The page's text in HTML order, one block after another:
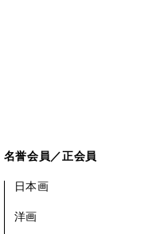
名誉会員／正会員
日本画
洋画